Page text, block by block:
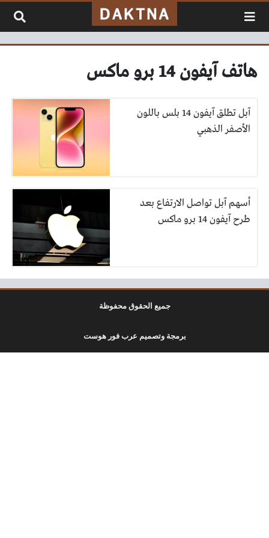
هاتف آيفون 14 برو ماكس
آبل تطلق آيفون 14 بلس باللون
الأصفر الذهبي
أسهم آبل تواصل الارتفاع بعد
طرح آيفون 14 برو ماكس
جميع الحقوق محفوظة
برمجة وتصميم عرب فور هوست